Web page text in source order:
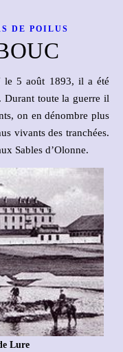
DE POILUS
Durant toute la guerre il
on en dénombre plus
vivants des tranchées.
Sables d’Olonne.
Lure